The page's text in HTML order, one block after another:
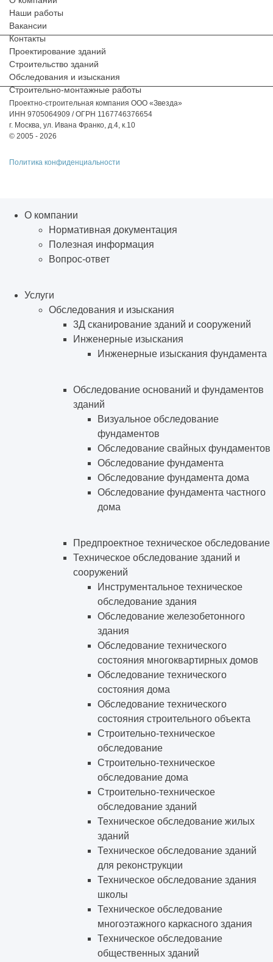
Наши работы
Вакансии
Контакты
Проектирование зданий
Строительство зданий
Обследования и изыскания
Строительно-монтажные работы
Проектно-строительная компания ООО «Звезда»
ИНН 9705064909 / ОГРН 1167746376654
г. Москва, ул. Ивана Франко, д.4, к.10
© 2005 - 2026
Политика конфиденциальности
О компании
Нормативная документация
Полезная информация
Вопрос-ответ
Услуги
Обследования и изыскания
3Д сканирование зданий и сооружений
Инженерные изыскания
Инженерные изыскания фундамента
Обследование оснований и фундаментов
зданий
Визуальное обследование
фундаментов
Обследование свайных фундаментов
Обследование фундамента
Обследование фундамента дома
Обследование фундамента частного
дома
Предпроектное техническое обследование
Техническое обследование зданий и
сооружений
Инструментальное техническое
обследование здания
Обследование железобетонного
здания
Обследование технического
состояния многоквартирных домов
Обследование технического
состояния дома
Обследование технического
состояния строительного объекта
Строительно-техническое
обследование
Строительно-техническое
обследование дома
Строительно-техническое
обследование зданий
Техническое обследование жилых
зданий
Техническое обследование зданий
для реконструкции
Техническое обследование здания
школы
Техническое обследование
многоэтажного каркасного здания
Техническое обследование
общественных зданий